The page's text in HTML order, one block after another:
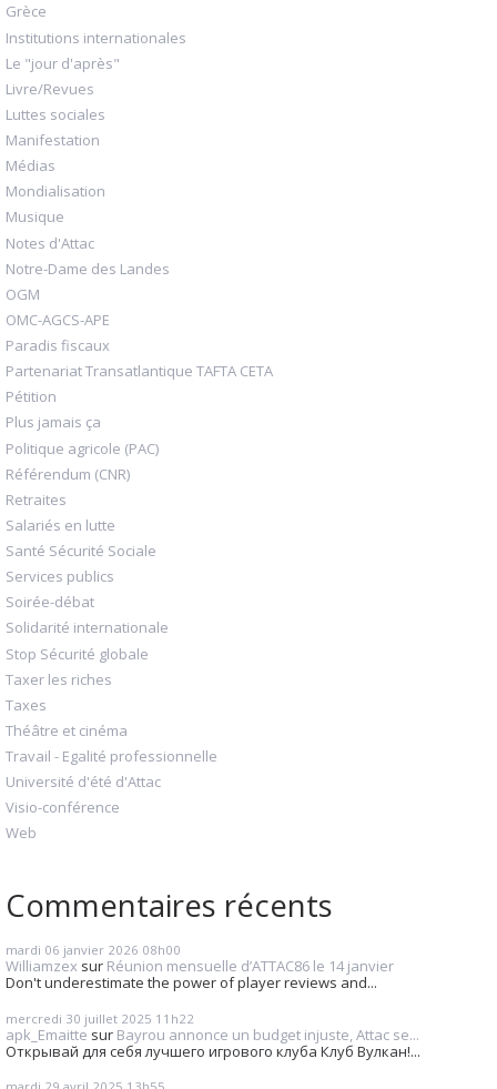
Grèce
Institutions internationales
Le "jour d'après"
Livre/Revues
Luttes sociales
Manifestation
Médias
Mondialisation
Musique
Notes d'Attac
Notre-Dame des Landes
OGM
OMC-AGCS-APE
Paradis fiscaux
Partenariat Transatlantique TAFTA CETA
Pétition
Plus jamais ça
Politique agricole (PAC)
Référendum (CNR)
Retraites
Salariés en lutte
Santé Sécurité Sociale
Services publics
Soirée-débat
Solidarité internationale
Stop Sécurité globale
Taxer les riches
Taxes
Théâtre et cinéma
Travail - Egalité professionnelle
Université d'été d'Attac
Visio-conférence
Web
Commentaires récents
mardi 06 janvier 2026 08h00
Williamzex sur Réunion mensuelle d’ATTAC86 le 14 janvier
Don't underestimate the power of player reviews and...
mercredi 30 juillet 2025 11h22
apk_Emaitte sur Bayrou annonce un budget injuste, Attac se...
Открывай для себя лучшего игрового клуба Клуб Вулкан!...